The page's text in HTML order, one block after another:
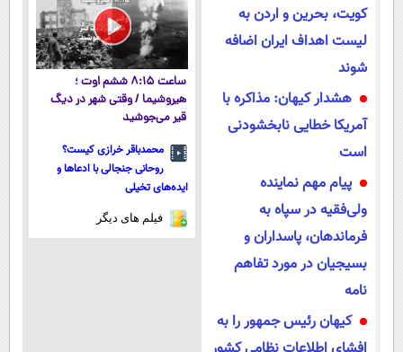
کویت، بحرین و اردن به
لیست اهداف ایران اضافه
شوند
هشدار کیهان: مذاکره با
آمریکا خطایی نابخشودنی
است
پیام مهم نماینده
ولی‌فقیه در سپاه به
فرماندهان، پاسداران و
بسیجیان در مورد تفاهم
نامه
کیهان رئیس جمهور را به
ساعت ۸:۱۵ ششم اوت ؛
هیروشیما / وقتی شهر در دیگ
قیر می‌جوشید
محمدباقر خرازی کیست؟
روحانی جنجالی با ادعاها و
ایده‌های تخیلی
فیلم های دیگر